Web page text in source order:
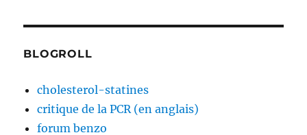
BLOGROLL
cholesterol-statines
critique de la PCR (en anglais)
forum benzo